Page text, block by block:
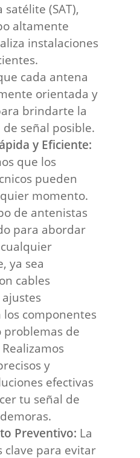
satélite (SAT),
altamente
instalaciones
cada antena
orientada y
brindarte la
señal posible.
y Eficiente:
que los
pueden
momento.
de antenistas
para abordar
ya sea
cables
los componentes
problemas de
y
efectivas
tu señal de
Preventivo: La
clave para evitar